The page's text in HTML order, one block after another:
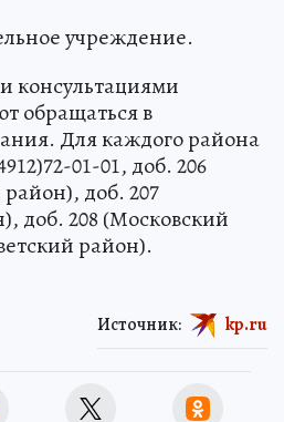
учреждение.
консультациями
обращаться в
Для каждого района
01-01, доб. 206
доб. 207
доб. 208 (Московский
район).
Источник: kp.ru